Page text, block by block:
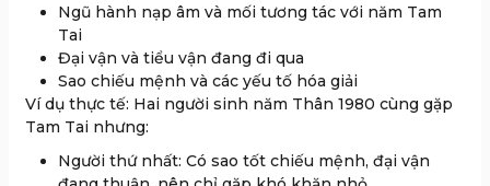
Ngũ hành nạp âm và mối tương tác với năm Tam
Tai
Đại vận và tiểu vận đang đi qua
Sao chiếu mệnh và các yếu tố hóa giải
Ví dụ thực tế: Hai người sinh năm Thân 1980 cùng gặp
Tam Tai nhưng:
Người thứ nhất: Có sao tốt chiếu mệnh, đại vận